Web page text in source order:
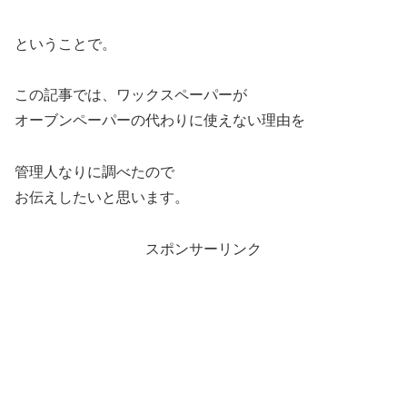
ということで。
この記事では、ワックスペーパーが
オーブンペーパーの代わりに使えない理由を
管理人なりに調べたので
お伝えしたいと思います。
スポンサーリンク